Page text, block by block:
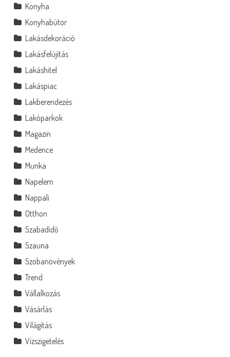
Konyha
Konyhabútor
Lakásdekoráció
Lakásfelújítás
Lakáshitel
Lakáspiac
Lakberendezés
Lakóparkok
Magazin
Medence
Munka
Napelem
Nappali
Otthon
Szabadidő
Szauna
Szobanövények
Trend
Vállalkozás
Vásárlás
Világítás
Vízszigetelés